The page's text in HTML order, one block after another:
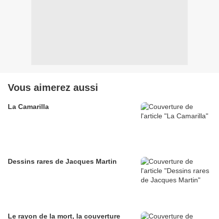
Vous aimerez aussi
La Camarilla
Dessins rares de Jacques Martin
Le rayon de la mort, la couverture